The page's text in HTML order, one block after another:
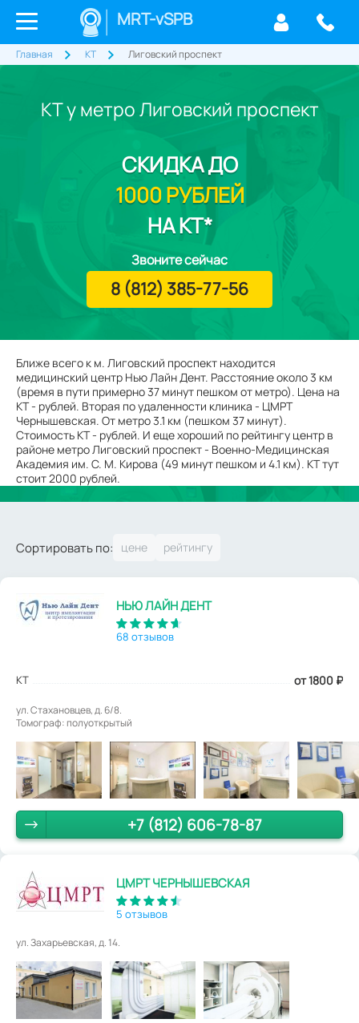
MRT-vSPB
Главная КТ Лиговский проспект
КТ у метро Лиговский проспект
Ближе всего к м. Лиговский проспект находится
медицинский центр Нью Лайн Дент. Расстояние около 3 км
(время в пути примерно 37 минут пешком от метро). Цена на
КТ - рублей. Вторая по удаленности клиника - ЦМРТ
Чернышевская. От метро 3.1 км (пешком 37 минут).
Стоимость КТ - рублей. И еще хороший по рейтингу центр в
районе метро Лиговский проспект - Военно-Медицинская
Академия им. С. М. Кирова (49 минут пешком и 4.1 км). КТ тут
стоит 2000 рублей.
СКИДКАДО
1000 РУБЛЕЙ
НА КТ*
Звоните сейчас
8 (812) 385-77-56
Сортировать по:
НЬЮ ЛАЙН ДЕНТ
68 отзывов
КТ от 1800 ₽
ул. Стахановцев, д. 6/8.
Томограф: полуоткрытый
+7 (812) 606-78-87
ЦМРТ ЧЕРНЫШЕВСКАЯ
5 отзывов
ул. Захарьевская, д. 14.